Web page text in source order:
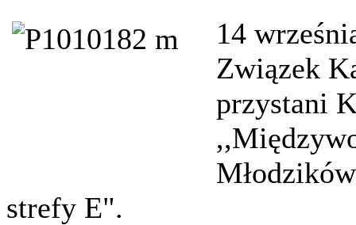
14
Związek
przystani
strefy E".